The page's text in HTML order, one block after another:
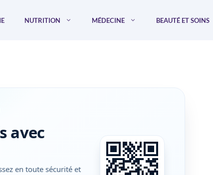
NUTRITION MÉDECINE BEAUTÉ ET SOINS
avec
en toute sécurité et